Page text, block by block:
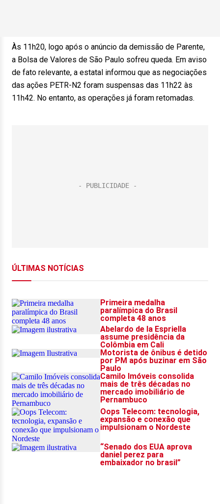
Às 11h20, logo após o anúncio da demissão de Parente,
a Bolsa de Valores de São Paulo sofreu queda. Em aviso
de fato relevante, a estatal informou que as negociações
das ações PETR-N2 foram suspensas das 11h22 às
11h42. No entanto, as operações já foram retomadas.